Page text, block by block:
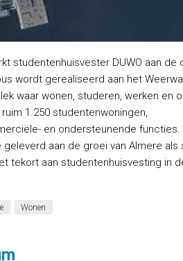
studentenhuisvester DUWO aan de
wordt gerealiseerd aan het
waar wonen, studeren, werken en
1.250 studentenwoningen,
en ondersteunende functies.
aan de groei van Almere als
tekort aan studentenhuisvesting in
Wonen